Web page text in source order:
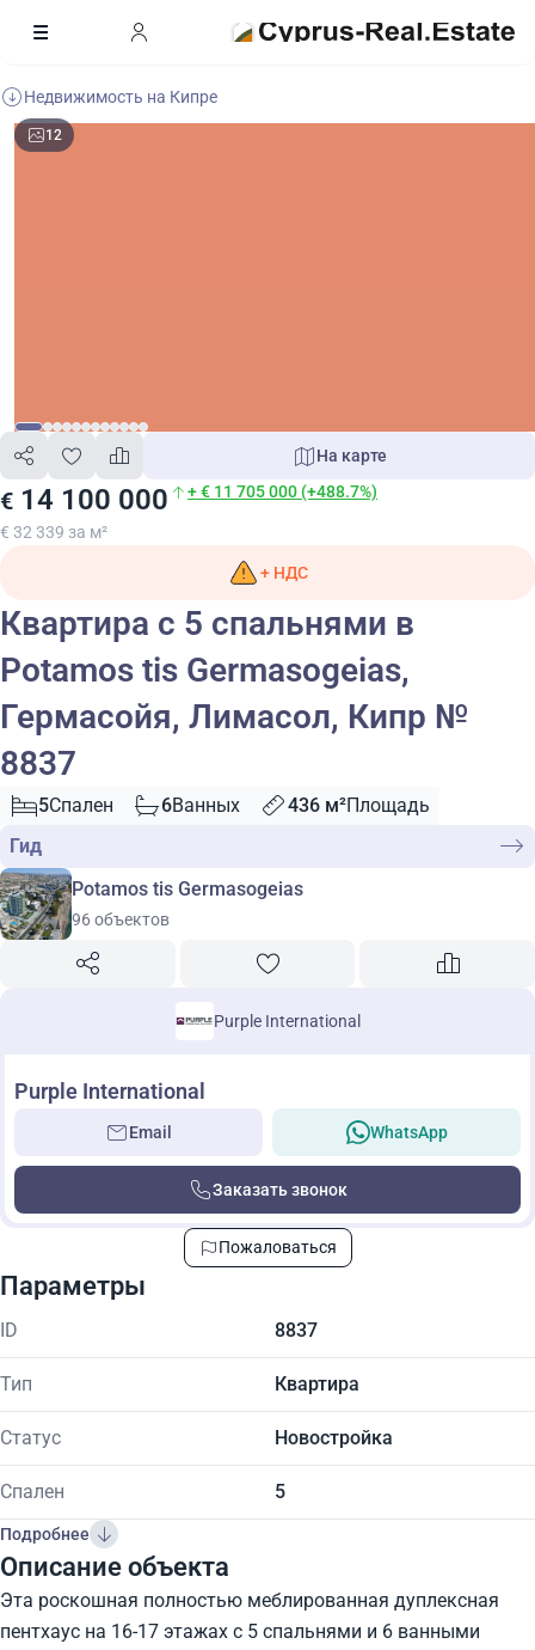
Недвижимость на Кипре
12
€ 14 100 000 + € 11 705 000 (+488.7%)
€ 32 339 за м²
На карте
+ НДС
Квартира с 5 спальнями в
Potamos tis Germasogeias,
Гермасойя, Лимасол, Кипр №
8837
5Спален 6Ванных 436 м²Площадь
Гид
Potamos tis Germasogeias
96 объектов
Purple International
Purple International
Email WhatsApp
Заказать звонок
Пожаловаться
Параметры
ID 8837
Тип Квартира
Статус Новостройка
Спален 5
Подробнее
Описание объекта
Эта роскошная полностью меблированная дуплексная
пентхаус на 16-17 этажах с 5 спальнями и 6 ванными